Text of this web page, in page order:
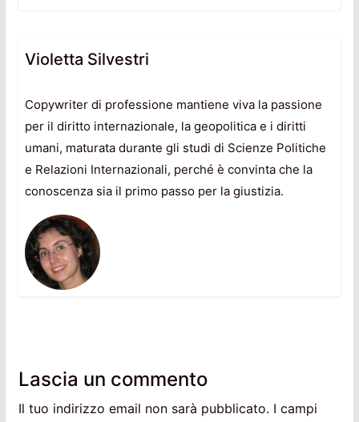
Violetta Silvestri
Copywriter di professione mantiene viva la passione
per il diritto internazionale, la geopolitica e i diritti
umani, maturata durante gli studi di Scienze Politiche
e Relazioni Internazionali, perché è convinta che la
conoscenza sia il primo passo per la giustizia.
Lascia un commento
Il tuo indirizzo email non sarà pubblicato. I campi